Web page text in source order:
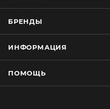
БРЕНДЫ
ИНФОРМАЦИЯ
ПОМОЩЬ